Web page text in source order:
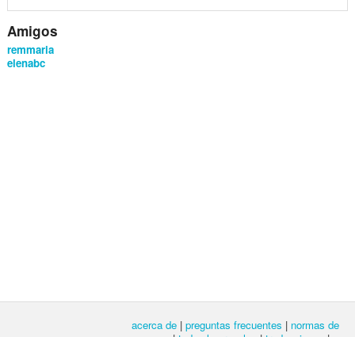
Amigos
remmaria
elenabc
acerca de | preguntas frecuentes | normas de